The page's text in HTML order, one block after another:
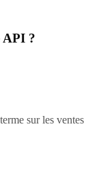
API ?
sur les ventes